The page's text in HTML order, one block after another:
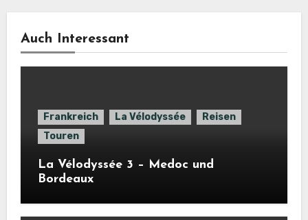
Auch Interessant
Frankreich La Vélodyssée
Reisen
Touren
La Vélodyssée 3 – Medoc und
Bordeaux